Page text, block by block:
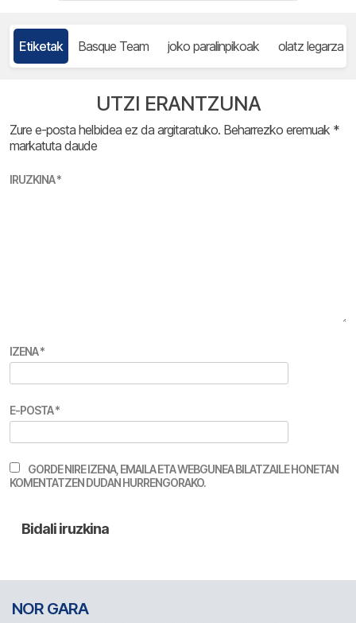
Etiketak Basque Team joko paralinpikoak olatz legarza
UTZI ERANTZUNA
Zure e-posta helbidea ez da argitaratuko. Beharrezko eremuak *
markatuta daude
IRUZKINA*
IZENA*
E-POSTA*
GORDE NIRE IZENA, EMAILA ETA WEBGUNEA BILATZAILE HONETAN
KOMENTATZEN DUDAN HURRENGORAKO.
NOR GARA